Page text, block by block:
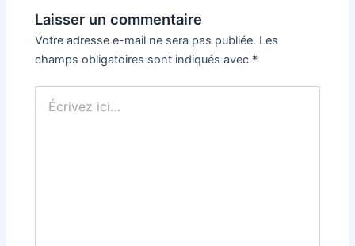
Laisser un commentaire
Votre adresse e-mail ne sera pas publiée. Les
champs obligatoires sont indiqués avec *
ici…